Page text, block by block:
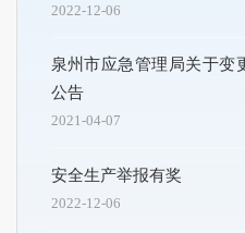
2022-12-06
泉州市应急管理局关于变
公告
2021-04-07
安全生产举报有奖
2022-12-06